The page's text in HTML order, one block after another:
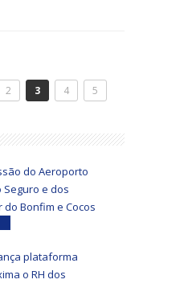
2 3 4 5
do Aeroporto
e dos
Bonfim e Cocos
plataforma
o RH dos